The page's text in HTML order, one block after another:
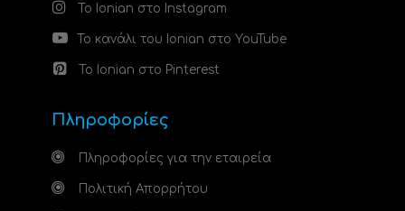
Το Ionian στο Instagram
Το κανάλι του Ionian στο YouTube
Το Ionian στο Pinterest
Πληροφορίες
Πληροφορίες για την εταιρεία
Πολιτική Απορρήτου